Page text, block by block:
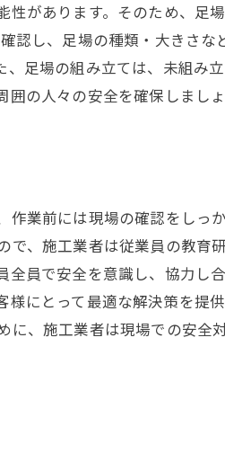
があります。そのため、足
認し、足場の種類・大きさな
足場の組み立ては、未組み
の人々の安全を確保しましょ
業前には現場の確認をしっ
、施工業者は従業員の教育
員で安全を意識し、協力し
にとって最適な解決策を提
、施工業者は現場での安全